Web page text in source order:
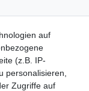
auf
(z.B. IP-
personalisieren,
Zugriffe auf